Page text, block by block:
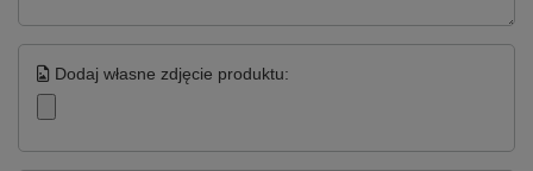
Dodaj własne zdjęcie produktu: